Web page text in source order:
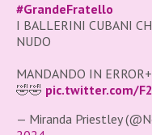
#GrandeFratello
I BALLERINI CUBANI
NUDO
MANDANDO IN
🤣🤣 pic.twitter.com/
— Miranda Priestley